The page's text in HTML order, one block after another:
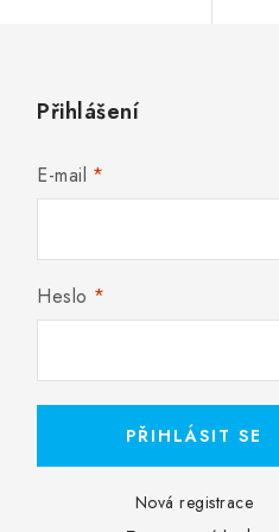
Přihlášení
E-mail
Heslo
PŘIHLÁSIT SE
Nová registrace